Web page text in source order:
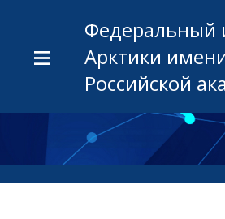
Федеральный
Арктики
Российской